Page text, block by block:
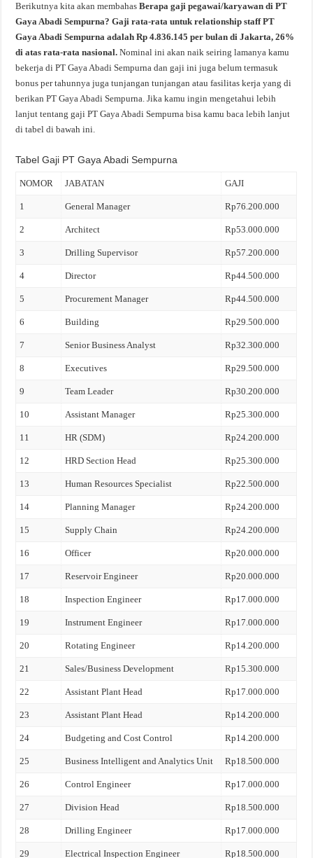
Berikutnya kita akan membahasBerapa gaji pegawai/karyawan di PT
Gaya Abadi Sempurna? Gaji rata-rata untuk relationship staff PT
Gaya Abadi Sempurna adalah Rp 4.836.145 per bulan di Jakarta, 26%
di atas rata-rata nasional.Nominal ini akan naik seiring lamanya kamu
bekerja di PT Gaya Abadi Sempurna dan gaji ini juga belum termasuk
bonus per tahunnya juga tunjangan tunjangan atau fasilitas kerja yang di
berikan PT Gaya Abadi Sempurna. Jika kamu ingin mengetahui lebih
lanjut tentang gaji PT Gaya Abadi Sempurna bisa kamu baca lebih lanjut
di tabel di bawah ini.
Tabel Gaji PT Gaya Abadi Sempurna
NOMOR JABATAN GAJI
1 General Manager Rp76.200.000
2 Architect Rp53.000.000
3 Drilling Supervisor Rp57.200.000
4 Director Rp44.500.000
5 Procurement Manager Rp44.500.000
6 Building Rp29.500.000
7 Senior Business Analyst Rp32.300.000
8 Executives Rp29.500.000
9 Team Leader Rp30.200.000
10 Assistant Manager Rp25.300.000
11 HR (SDM) Rp24.200.000
12 HRD Section Head Rp25.300.000
13 Human Resources Specialist Rp22.500.000
14 Planning Manager Rp24.200.000
15 Supply Chain Rp24.200.000
16 Officer Rp20.000.000
17 Reservoir Engineer Rp20.000.000
18 Inspection Engineer Rp17.000.000
19 Instrument Engineer Rp17.000.000
20 Rotating Engineer Rp14.200.000
21 Sales/Business Development Rp15.300.000
22 Assistant Plant Head Rp17.000.000
23 Assistant Plant Head Rp14.200.000
24 Budgeting and Cost Control Rp14.200.000
25 Business Intelligent and Analytics Unit Rp18.500.000
26 Control Engineer Rp17.000.000
27 Division Head Rp18.500.000
28 Drilling Engineer Rp17.000.000
29 Electrical Inspection Engineer Rp18.500.000